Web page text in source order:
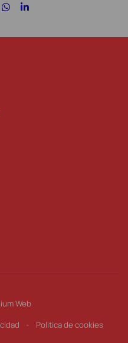
Web
- Politica de cookies